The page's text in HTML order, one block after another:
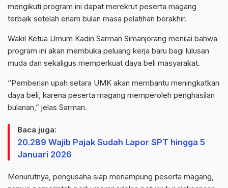
mengikuti program ini dapat merekrut peserta magang
terbaik setelah enam bulan masa pelatihan berakhir.
Wakil Ketua Umum Kadin Sarman Simanjorang menilai bahwa
program ini akan membuka peluang kerja baru bagi lulusan
muda dan sekaligus memperkuat daya beli masyarakat.
“Pemberian upah setara UMK akan membantu meningkatkan
daya beli, karena peserta magang memperoleh penghasilan
bulanan,” jelas Sarman.
Baca juga:
20.289 Wajib Pajak Sudah Lapor SPT hingga 5
Januari 2026
Menurutnya, pengusaha siap menampung peserta magang,